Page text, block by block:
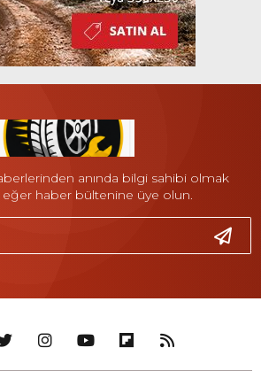
anında bilgi sahibi olmak
eğer haber bültenine üye olun.